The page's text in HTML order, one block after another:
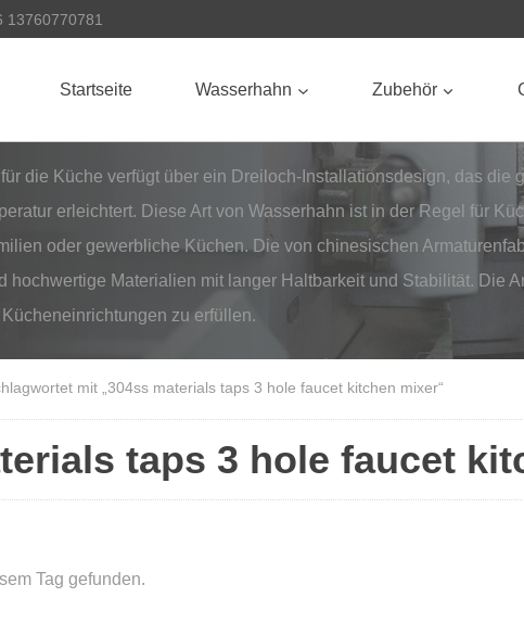
13760770781
Startseite Wasserhahn Zubehör
die Küche verfügt über ein Dreiloch-Installationsdesign, das
erleichtert. Diese Art von Wasserhahn ist in der Regel für
oder gewerbliche Küchen. Die von chinesischen
hochwertige Materialien mit langer Haltbarkeit und Stabilität. Die
zu erfüllen.
mit „304ss materials taps 3 hole faucet kitchen mixer“
taps 3 hole faucet
Tag gefunden.